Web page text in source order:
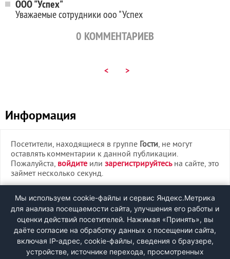
ООО "Успех"
Уважаемые сотрудники ооо "Успех
0 КОММЕНТАРИЕВ
< >
Информация
Посетители, находящиеся в группе Гости, не могут
оставлять комментарии к данной публикации.
Пожалуйста, войдите или зарегистрируйтесьна сайте, это
займет несколько секунд.
ВХОД
РЕГИСТРАЦИЯ
Быстрая регистрациячерез соцсети:
Мы используем cookie-файлы и сервис Яндекс.Метрика
для анализа посещаемости сайта, улучшения его работы и
оценки действий посетителей. Нажимая «Принять», вы
даёте согласие на обработку данных о посещении сайта,
включая IP-адрес, cookie-файлы, сведения о браузере,
устройстве, источнике перехода, просмотренных